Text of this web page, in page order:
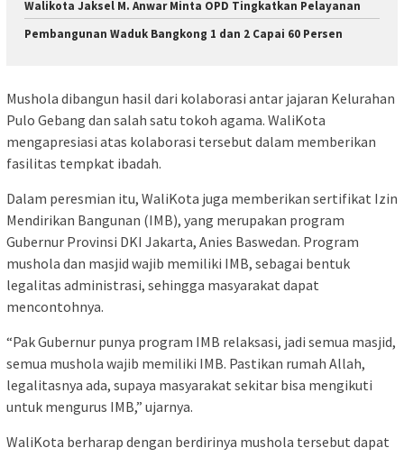
Walikota Jaksel M. Anwar Minta OPD Tingkatkan Pelayanan
Pembangunan Waduk Bangkong 1 dan 2 Capai 60 Persen
Mushola dibangun hasil dari kolaborasi antar jajaran Kelurahan
Pulo Gebang dan salah satu tokoh agama. WaliKota
mengapresiasi atas kolaborasi tersebut dalam memberikan
fasilitas tempkat ibadah.
Dalam peresmian itu, WaliKota juga memberikan sertifikat Izin
Mendirikan Bangunan (IMB), yang merupakan program
Gubernur Provinsi DKI Jakarta, Anies Baswedan. Program
mushola dan masjid wajib memiliki IMB, sebagai bentuk
legalitas administrasi, sehingga masyarakat dapat
mencontohnya.
“Pak Gubernur punya program IMB relaksasi, jadi semua masjid,
semua mushola wajib memiliki IMB. Pastikan rumah Allah,
legalitasnya ada, supaya masyarakat sekitar bisa mengikuti
untuk mengurus IMB,” ujarnya.
WaliKota berharap dengan berdirinya mushola tersebut dapat